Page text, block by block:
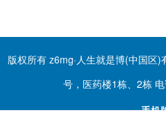
版权所有 z6mg·人生就是博(中国区
号，医药楼1栋、2栋
手机